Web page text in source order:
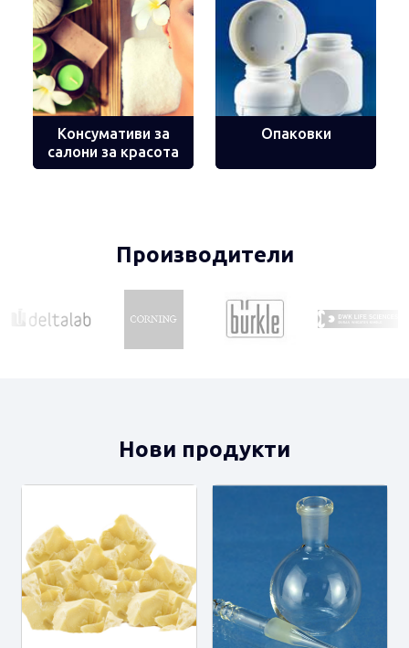
Консумативи за
салони за красота
Опаковки
Производители
Нови продукти